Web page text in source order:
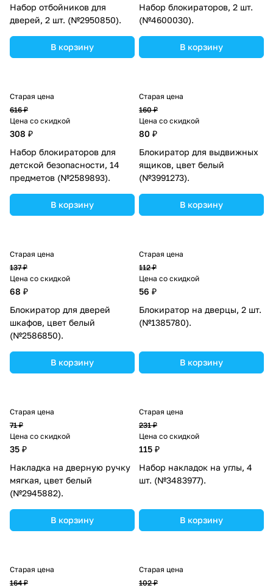
Набор отбойников для
дверей, 2 шт. (№2950850).
В корзину
Набор блокираторов, 2 шт.
(№4600030).
В корзину
Старая цена
616 ₽
Цена со скидкой
308 ₽
Набор блокираторов для
детской безопасности, 14
предметов (№2589893).
В корзину
Старая цена
160 ₽
Цена со скидкой
80 ₽
Блокиратор для выдвижных
ящиков, цвет белый
(№3991273).
В корзину
Старая цена
137 ₽
Цена со скидкой
68 ₽
Блокиратор для дверей
шкафов, цвет белый
(№2586850).
В корзину
Старая цена
112 ₽
Цена со скидкой
56 ₽
Блокиратор на дверцы, 2 шт.
(№1385780).
В корзину
Старая цена
71 ₽
Цена со скидкой
35 ₽
Накладка на дверную ручку
мягкая, цвет белый
(№2945882).
В корзину
Старая цена
231 ₽
Цена со скидкой
115 ₽
Набор накладок на углы, 4
шт. (№3483977).
В корзину
Старая цена
164 ₽
Старая цена
102 ₽